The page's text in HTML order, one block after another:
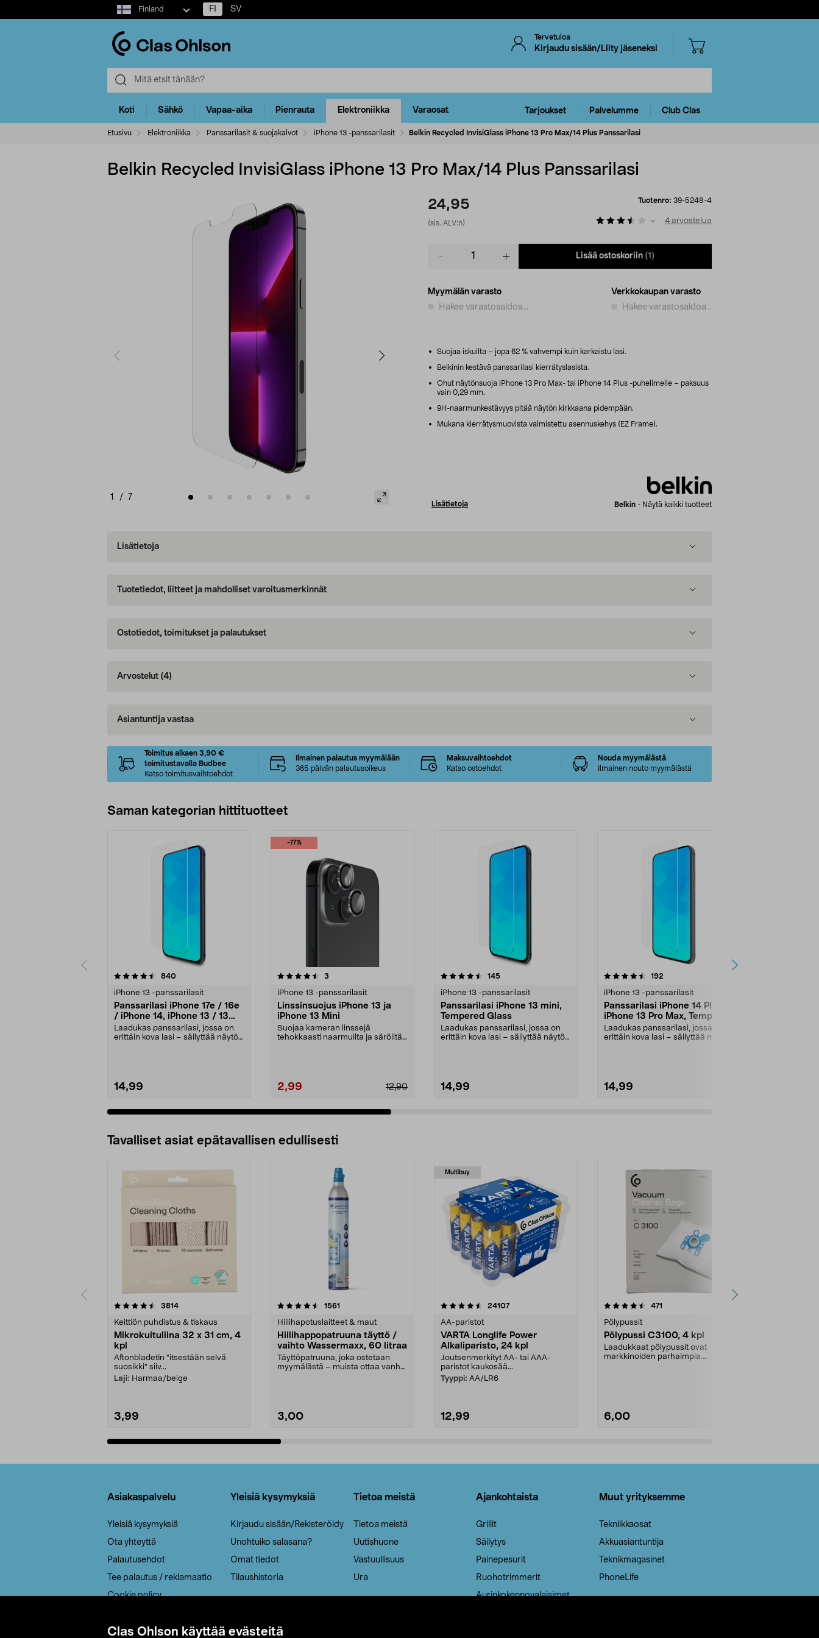
Clas Ohlson käyttää evästeitä
Select
market
Finland FI SV
Tervetuloa
Kirjaudu sisään/Liity jäseneksi
Koti Sähkö Vapaa-aika Pienrauta Elektroniikka Varaosat Tarjoukset Palvelumme Club Clas
Etusivu Elektroniikka Panssarilasit & suojakalvot iPhone 13 -panssarilasit Belkin Recycled InvisiGlass iPhone 13 Pro Max/14 Plus Panssarilasi
Belkin Recycled InvisiGlass iPhone 13 Pro Max/14 Plus Panssarilasi
1 / 7
24,95
(sis. ALV:n)
Tuotenro: 39-5248-4
4 arvostelua
Lisää ostoskoriin (1)
Myymälän varasto
Hakee varastosaldoa...
Verkkokaupan varasto
Hakee varastosaldoa...
Suojaa iskuilta – jopa 62 % vahvempi kuin karkaistu lasi.
Belkinin kestävä panssarilasi kierrätyslasista.
Ohut näytönsuoja iPhone 13 Pro Max- tai iPhone 14 Plus -puhelimelle – paksuus
vain 0,29 mm.
9H-naarmunkestävyys pitää näytön kirkkaana pidempään.
Mukana kierrätysmuovista valmistettu asennuskehys (EZ Frame).
Lisätietoja Belkin - Näytä kaikki tuotteet
Lisätietoja
Tuotetiedot, liitteet ja mahdolliset varoitusmerkinnät
Ostotiedot, toimitukset ja palautukset
Arvostelut (4)
Asiantuntija vastaa
Toimitus alkaen 3,90 €
toimitustavalla Budbee
Katso toimitusvaihtoehdot
Ilmainen palautus myymälään
365 päivän palautusoikeus
Maksuvaihtoehdot
Katso ostoehdot
Nouda myymälästä
Ilmainen nouto myymälästä
Saman kategorian hittituotteet
840arvostelut
iPhone 13 -panssarilasit
Panssarilasi iPhone 17e / 16e
/ iPhone 14, iPhone 13 / 13
Pro, Tempered Glass
Laadukas panssarilasi, jossa on
erittäin kova lasi – säilyttää näytön
14,99
-77%
4.5 viidestä
3
iPhone 13 -panssarilasit
Linssinsuojus iPhone 13 ja
iPhone 13 Mini
Suojaa kameran linssejä
tehokkaasti naarmuilta ja säröiltä.
2,99 12,90
4.5 viidestä
145arvostelut
iPhone 13 -panssarilasit
Panssarilasi iPhone 13 mini,
Tempered Glass
Laadukas panssarilasi, jossa on
erittäin kova lasi – säilyttää näytön
14,99
4.5 viidestä
192
iPhone 13 -panssarilasit
Panssarilasi iPhone 14 Plus /
iPhone 13 Pro Max, Tempered
Glass
Laadukas panssarilasi, jossa on
erittäin kova lasi – säilyttää näytön
14,99
4.0 viidestä
Tavalliset asiat epätavallisen edullisesti
3814arvostelut
Keittiön puhdistus & tiskaus
Mikrokuituliina 32 x 31 cm, 4
kpl
Aftonbladetin "itsestään selvä
suosikki" siiv...
Laji: Harmaa/beige
3,99
4.5viidestä
1561
Hiilihapotuslaitteet & maut
Hiilihappopatruuna täyttö /
vaihto Wassermaxx, 60 litraa
Täyttöpatruuna, joka ostetaan
myymälästä – muista ottaa vanha
3,00
Multibuy
4.5viidestä
24107arvostelut
AA-paristot
VARTA Longlife Power
Alkaliparisto, 24 kpl
Joutsenmerkityt AA- tai AAA-
paristot kaukosää...
Tyyppi: AA/LR6
12,99
4.5viidestä
471
Pölypussit
Pölypussi C3100, 4 kpl
Laadukkaat pölypussit ovat
markkinoiden parhaimpia.
6,00
4.5viidestä
Asiakaspalvelu
Yleisiä kysymyksiä
Ota yhteyttä
Palautusehdot
Tee palautus / reklamaatio
Cookie policy
Saavutettavuus
Yleisiä kysymyksiä
Kirjaudu sisään/Rekisteröidy
Unohtuiko salasana?
Omat tiedot
Tilaushistoria
Tietoa meistä
Tietoa meistä
Uutishuone
Vastuullisuus
Ura
Ajankohtaista
Grillit
Säilytys
Painepesurit
Ruohotrimmerit
Aurinkokennovalaisimet
Muut yrityksemme
Tekniikkaosat
Akkuasiantuntija
Teknikmagasinet
PhoneLife